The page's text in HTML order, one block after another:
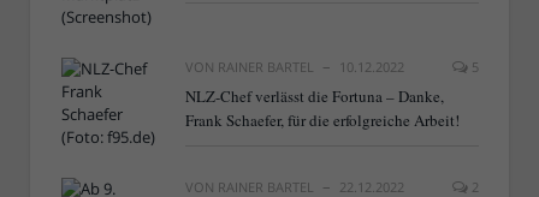
VON RAINER BARTEL 10.12.2022 5
NLZ-Chef verlässt die Fortuna – Danke,
Frank Schaefer, für die erfolgreiche Arbeit!
VON RAINER BARTEL 22.12.2022 2